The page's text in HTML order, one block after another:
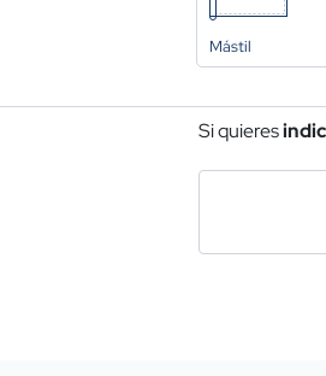
Mástil
Si quieres